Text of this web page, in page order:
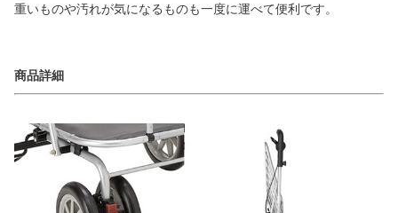
重いものや汚れが気になるものも一度に運べて便利です。
商品詳細